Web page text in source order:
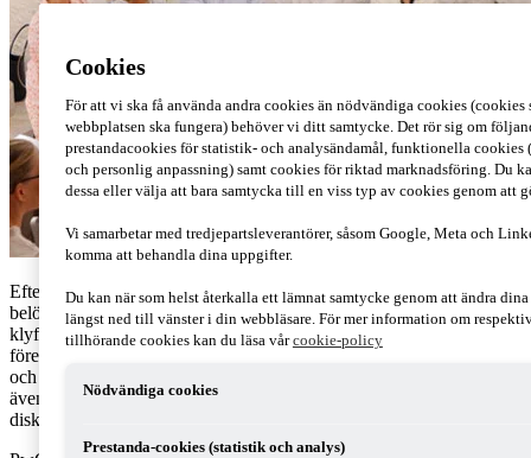
Efterfrågan på AI-kompetens ökar snabbt på arbetsmarknaden och
belönas med en tydlig lönepremie. Samtidigt skapas en allt tydligare
klyfta mellan avancerade och förenklade jobb – vilket påverkar både
företag och medarbetare. Vår globala rapport visar vilka möjligheter
och utmaningar som följer med denna omställning. Frågorna stod
även i fokus vid ett seminarium i Almedalen idag, där årets resultat
diskuterades.
Cookies
För att vi ska få använda andra cookies än nödvändiga cookies (cookies
webbplatsen ska fungera) behöver vi ditt samtycke. Det rör sig om
prestandacookies för statistik- och analysändamål, funktionella
och personlig anpassning) samt cookies för riktad marknadsföring. Du
dessa eller välja att bara samtycka till en viss typ av cookies genom att
Vi samarbetar med tredjepartsleverantörer, såsom Google, Meta och
komma att behandla dina uppgifter.
Du kan när som helst återkalla ett lämnat samtycke genom att ändra
längst ned till vänster i din webbläsare. För mer information om
tillhörande cookies kan du läsa vårcookie-policy
Nödvändiga cookies
Prestanda-cookies (statistik och analys)